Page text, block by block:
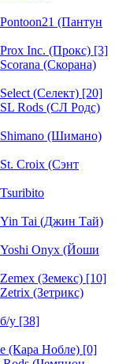
(Пантун
Inc. (Прокс) [3]
(Скорана)
(Селект) [20]
Rods (СЛ Родс)
(Шимано)
Croix (Сэнт
Tai (Джин Тай)
Onyx (Йоши
(Земекс) [10]
(Зетрикс)
у [38]
(Кара Нобле) [0]